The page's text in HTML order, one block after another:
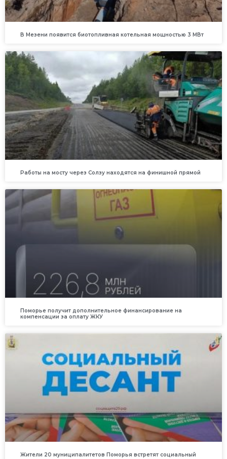
В Мезени появится биотопливная котельная мощностью 3 МВт
Работы на мосту через Солзу находятся на финишной прямой
Поморье получит дополнительное финансирование на
компенсации за оплату ЖКУ
Жители 20 муниципалитетов Поморья встретят социальный